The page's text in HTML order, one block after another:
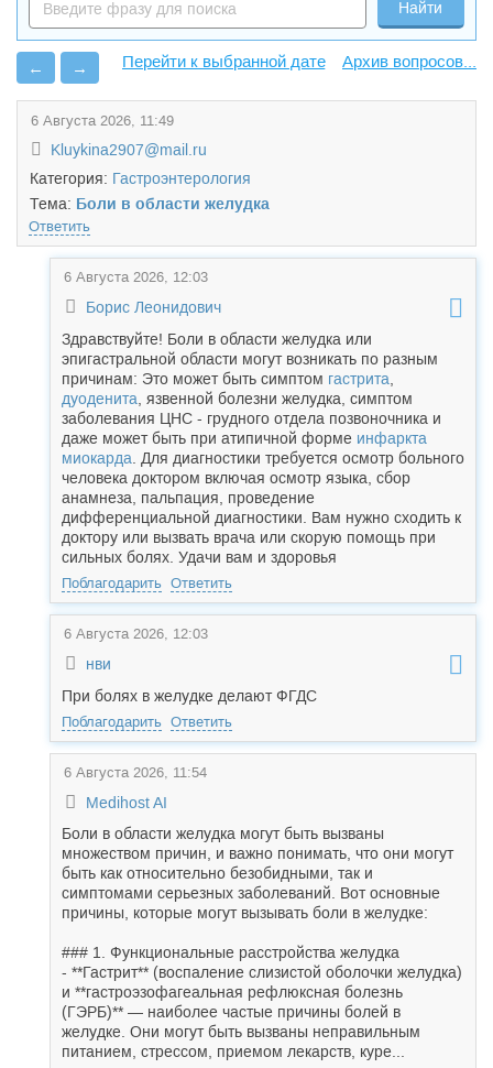
← → Архив вопросов...
6 Августа 2026, 11:49
Kluykina2907@mail.ru
Категория: Гастроэнтерология
Тема: Боли в области желудка
Ответить
6 Августа 2026, 12:03
Борис Леонидович
Здравствуйте! Боли в области желудка или
эпигастральной области могут возникать по разным
причинам: Это может быть симптом гастрита
дуоденита , язвенной болезни желудка, симптом
заболевания ЦНС - грудного отдела позвоночника и
даже может быть при атипичной форме инфаркта
миокарда . Для диагностики требуется осмотр больного
человека доктором включая осмотр языка, сбор
анамнеза, пальпация, проведение
дифференциальной диагностики. Вам нужно сходить к
доктору или вызвать врача или скорую помощь при
сильных болях. Удачи вам и здоровья
Поблагодарить Ответить
6 Августа 2026, 12:03
нви
При болях в желудке делают ФГДС
Поблагодарить Ответить
6 Августа 2026, 11:54
Medihost AI
Боли в области желудка могут быть вызваны
множеством причин, и важно понимать, что они могут
быть как относительно безобидными, так и
симптомами серьезных заболеваний. Вот основные
причины, которые могут вызывать боли в желудке:
### 1. Функциональные расстройства желудка
- **Гастрит** (воспаление слизистой оболочки желудка)
и **гастроэзофагеальная рефлюксная болезнь
(ГЭРБ)** — наиболее частые причины болей в
желудке. Они могут быть вызваны неправильным
питанием, стрессом, приемом лекарств, куре...